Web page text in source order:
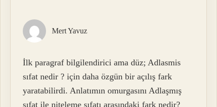
Mert Yavuz
İlk paragraf bilgilendirici ama düz; Adlasmis
sıfat nedir ? için daha özgün bir açılış fark
yaratabilirdi. Anlatımın omurgasını Adlaşmış
sıfat ile niteleme sıfatı arasındaki fark nedir?